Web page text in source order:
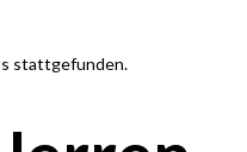
stattgefunden.